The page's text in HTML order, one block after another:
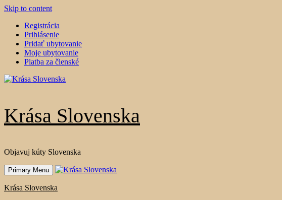
Skip to content
Registrácia
Prihlásenie
Pridať ubytovanie
Moje ubytovanie
Platba za členské
Krása Slovenska
Objavuj kúty Slovenska
Primary Menu
Krása Slovenska